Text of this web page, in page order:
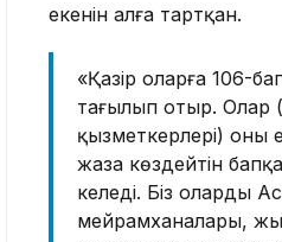
екенін алға тартқан.
«Қазір оларға 106-
тағылып отыр. Олар
қызметкерлері) оны
жаза көздейтін
келеді. Біз олардың
мейрамханалары,